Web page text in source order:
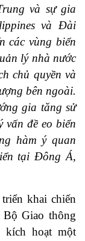
và sự gia
và Đài
các vùng biển
lý nhà nước
chủ quyền và
bên ngoài.
gia tăng sử
vấn đề eo biển
hàm ý quan
tại Đông Á,
khai chiến
Giao thông
kích hoạt một